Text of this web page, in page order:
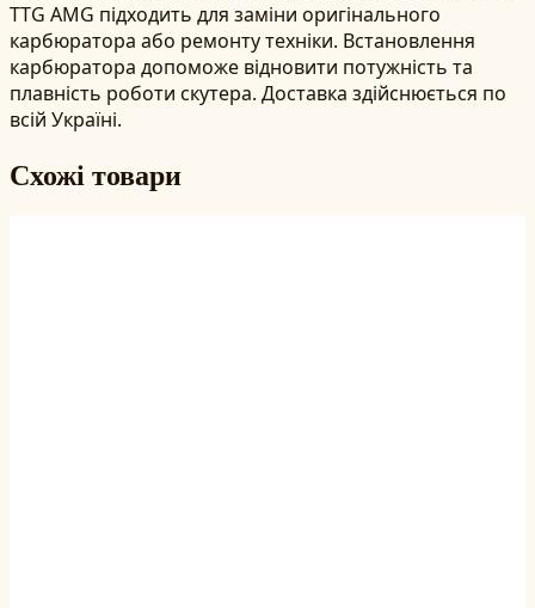
TTG AMG підходить для заміни оригінального
карбюратора або ремонту техніки. Встановлення
карбюратора допоможе відновити потужність та
плавність роботи скутера. Доставка здійснюється по
всій Україні.
Схожі товари